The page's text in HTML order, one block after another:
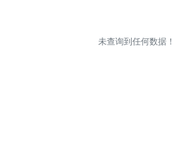
未查询到任何数据！